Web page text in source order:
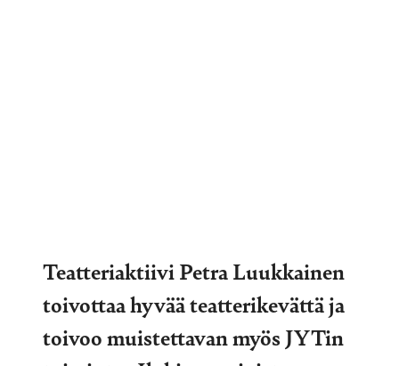
Teatteriaktiivi Petra Luukkainen
toivottaa hyvää teatterikevättä ja
toivoo muistettavan myös JYTin